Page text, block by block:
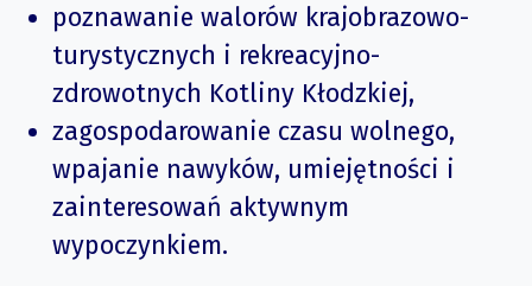
poznawanie walorów krajobrazowo-
turystycznych i rekreacyjno-
zdrowotnych Kotliny Kłodzkiej,
zagospodarowanie czasu wolnego,
wpajanie nawyków, umiejętności i
zainteresowań aktywnym
wypoczynkiem.